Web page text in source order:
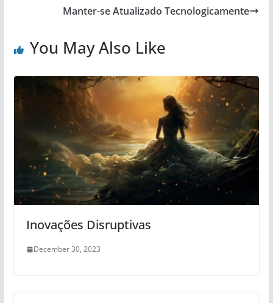
Manter-se Atualizado Tecnologicamente
You May Also Like
Inovações Disruptivas
December 30, 2023